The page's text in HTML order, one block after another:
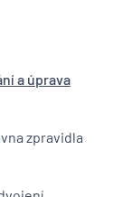
a úprava
zpravidla